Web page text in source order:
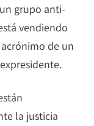
grupo anti-
vendiendo
de un
la justicia